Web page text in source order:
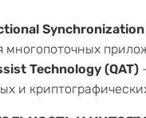
многопоточных
Technology (QAT)
и